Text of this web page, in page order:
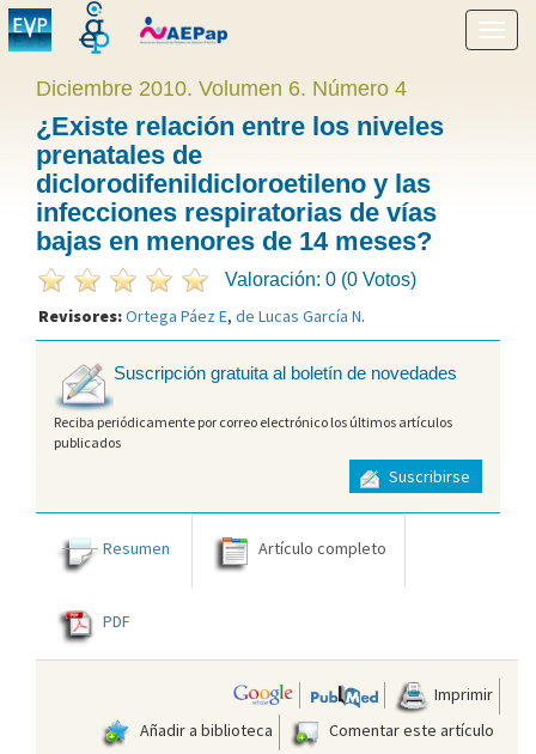
menú
Diciembre 2010. Volumen 6. Número 4
¿Existe relación entre los niveles
prenatales de
diclorodifenildicloroetileno y las
infecciones respiratorias de vías
bajas en menores de 14 meses?
Valoración: 0 (0 Votos)
Revisores:Ortega Páez E, de Lucas García N.
Suscripción gratuita al boletín de novedades
Reciba periódicamente por correo electrónico los últimos artículos
publicados
Suscribirse
Resumen Artículo completo
PDF
Imprimir
Añadir a biblioteca
Comentar este artículo